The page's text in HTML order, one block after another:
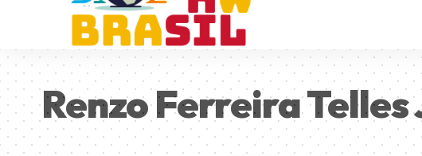
Renzo Ferreira